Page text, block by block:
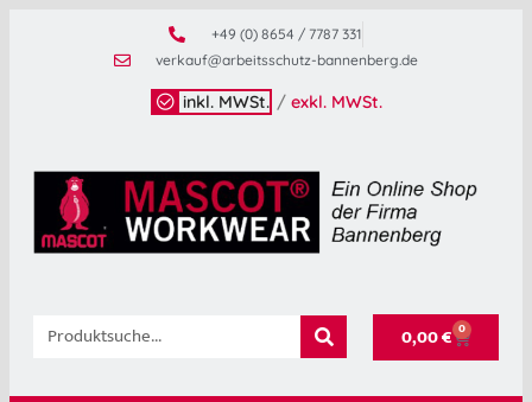
+49 (0) 8654 / 7787 331
verkauf@arbeitsschutz-bannenberg.de
inkl. MWSt. / exkl. MWSt.
0,00€ 0